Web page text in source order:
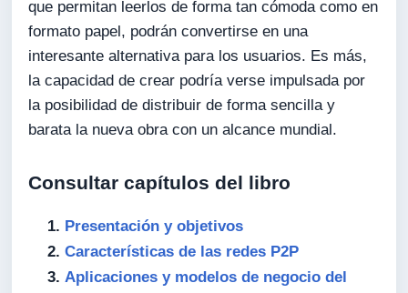
que permitan leerlos de forma tan cómoda como en
formato papel, podrán convertirse en una
interesante alternativa para los usuarios. Es más,
la capacidad de crear podría verse impulsada por
la posibilidad de distribuir de forma sencilla y
barata la nueva obra con un alcance mundial.
Consultar capítulos del libro
Presentación y objetivos
Características de las redes P2P
Aplicaciones y modelos de negocio del